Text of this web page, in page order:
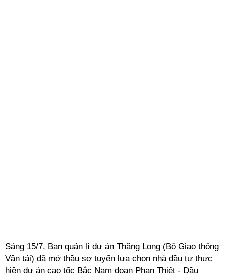
Sáng 15/7, Ban quản lí dự án Thăng Long (Bộ Giao thông
Vân tải) đã mở thầu sơ tuyển lựa chọn nhà đầu tư thực
hiện dự án cao tốc Bắc Nam đoạn Phan Thiết - Dầu